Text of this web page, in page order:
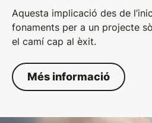
Aquesta implicació des de
fonaments per a un projecte
el camí cap al èxit.
Més informació